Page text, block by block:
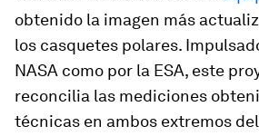
obtenido la imagen más
los casquetes polares.
NASA como por la ESA, este
reconcilia las mediciones
técnicas en ambos extremos